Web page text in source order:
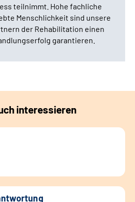
teilnimmt. Hohe fachliche
Menschlichkeit sind unsere
der Rehabilitation einen
garantieren.
interessieren